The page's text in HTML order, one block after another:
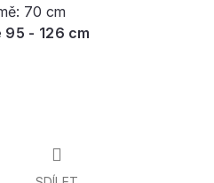
70 cm
- 126 cm